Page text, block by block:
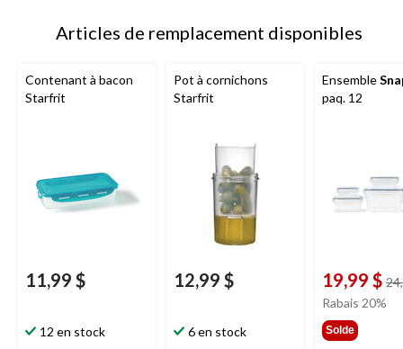
Articles de remplacement disponibles
Contenant à bacon
Starfrit
11,99 $
12 en stock
Pot à cornichons
Starfrit
12,99 $
6 en stock
Ensemble
paq. 12
19,99 $
Rabais 20%
Solde